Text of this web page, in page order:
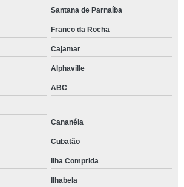
Santana de Parnaíba
Franco da Rocha
Cajamar
Alphaville
ABC
Cananéia
Cubatão
Ilha Comprida
Ilhabela